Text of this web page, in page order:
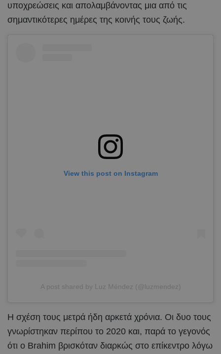
υποχρεώσεις και απολαμβάνοντας μια από τις
σημαντικότερες ημέρες της κοινής τους ζωής.
View this post on Instagram
A post shared by Luz Méndez (@luzmendez)
Η σχέση τους μετρά ήδη αρκετά χρόνια. Οι δυο τους
γνωρίστηκαν περίπου το 2020 και, παρά το γεγονός
ότι ο Brahim βρισκόταν διαρκώς στο επίκεντρο λόγω